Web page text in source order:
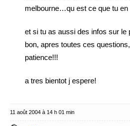
melbourne…qu est ce que tu en
et si tu as aussi des infos sur le
bon, apres toutes ces
patience!!!
a tres bientot j espere!
11 août 2004 à 14 h 01 min